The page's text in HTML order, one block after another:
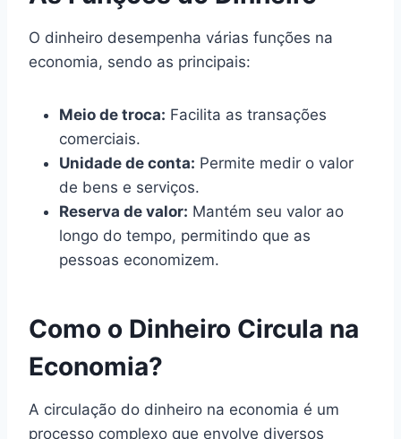
O dinheiro desempenha várias funções na
economia, sendo as principais:
Meio de troca: Facilita as transações
comerciais.
Unidade de conta: Permite medir o valor
de bens e serviços.
Reserva de valor: Mantém seu valor ao
longo do tempo, permitindo que as
pessoas economizem.
Como o Dinheiro Circula na
Economia?
A circulação do dinheiro na economia é um
processo complexo que envolve diversos